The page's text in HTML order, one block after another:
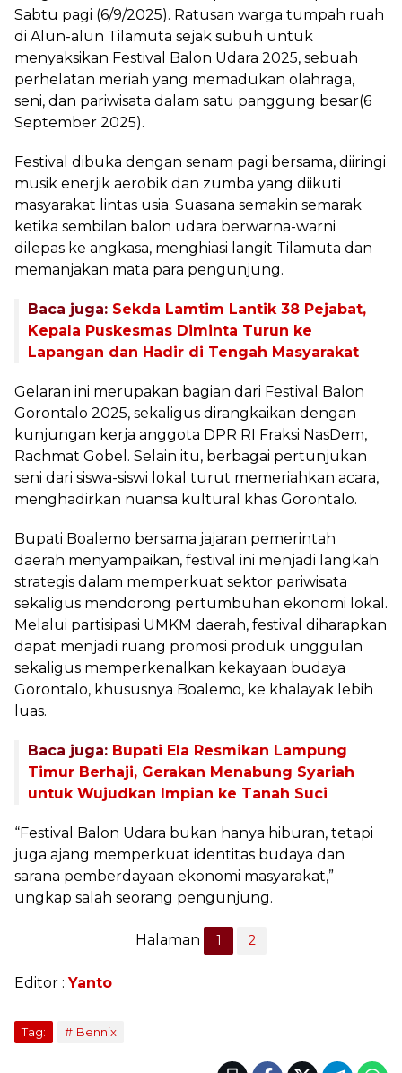
Sabtu pagi (6/9/2025). Ratusan warga tumpah ruah
di Alun-alun Tilamuta sejak subuh untuk
menyaksikan Festival Balon Udara 2025, sebuah
perhelatan meriah yang memadukan olahraga,
seni, dan pariwisata dalam satu panggung besar(6
September 2025).
Festival dibuka dengan senam pagi bersama, diiringi
musik enerjik aerobik dan zumba yang diikuti
masyarakat lintas usia. Suasana semakin semarak
ketika sembilan balon udara berwarna-warni
dilepas ke angkasa, menghiasi langit Tilamuta dan
memanjakan mata para pengunjung.
Baca juga: Sekda Lamtim Lantik 38 Pejabat,
Kepala Puskesmas Diminta Turun ke
Lapangan dan Hadir di Tengah Masyarakat
Gelaran ini merupakan bagian dari Festival Balon
Gorontalo 2025, sekaligus dirangkaikan dengan
kunjungan kerja anggota DPR RI Fraksi NasDem,
Rachmat Gobel. Selain itu, berbagai pertunjukan
seni dari siswa-siswi lokal turut memeriahkan acara,
menghadirkan nuansa kultural khas Gorontalo.
Bupati Boalemo bersama jajaran pemerintah
daerah menyampaikan, festival ini menjadi langkah
strategis dalam memperkuat sektor pariwisata
sekaligus mendorong pertumbuhan ekonomi lokal.
Melalui partisipasi UMKM daerah, festival diharapkan
dapat menjadi ruang promosi produk unggulan
sekaligus memperkenalkan kekayaan budaya
Gorontalo, khususnya Boalemo, ke khalayak lebih
luas.
Baca juga: Bupati Ela Resmikan Lampung
Timur Berhaji, Gerakan Menabung Syariah
untuk Wujudkan Impian ke Tanah Suci
“Festival Balon Udara bukan hanya hiburan, tetapi
juga ajang memperkuat identitas budaya dan
sarana pemberdayaan ekonomi masyarakat,”
ungkap salah seorang pengunjung.
Halaman 1 2
Editor :Yanto
Tag: Bennix